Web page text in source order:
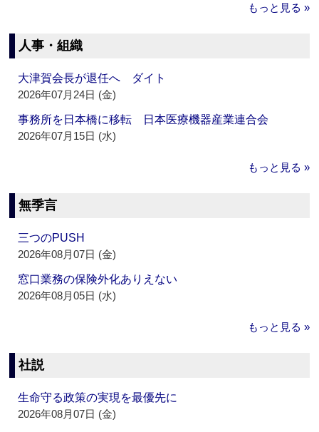
もっと見る »
人事・組織
大津賀会長が退任へ ダイト
2026年07月24日 (金)
事務所を日本橋に移転 日本医療機器産業連合会
2026年07月15日 (水)
もっと見る »
無季言
三つのPUSH
2026年08月07日 (金)
窓口業務の保険外化ありえない
2026年08月05日 (水)
もっと見る »
社説
生命守る政策の実現を最優先に
2026年08月07日 (金)